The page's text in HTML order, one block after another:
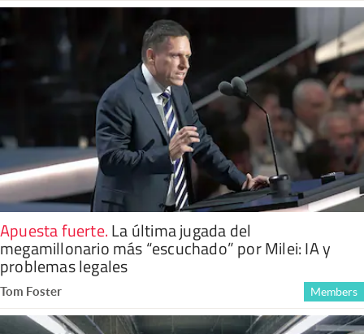
Apuesta fuerte.La última jugada del
megamillonario más “escuchado” por Milei: IA y
problemas legales
Tom Foster Members